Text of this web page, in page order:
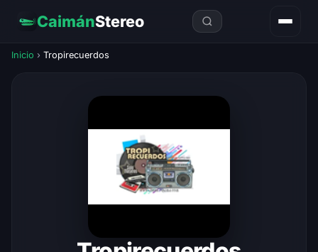
CaimánStereo
Inicio › Tropirecuerdos